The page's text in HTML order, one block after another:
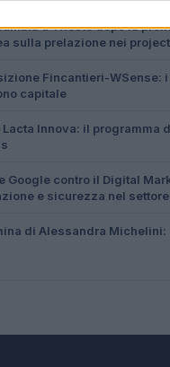
a Trieste dopo la
sulla prelazione nei
Fincantieri-WSense:
capitale
Lacta Innova: il programma
Google contro il Digital
e sicurezza nel
di Alessandra Michelini: